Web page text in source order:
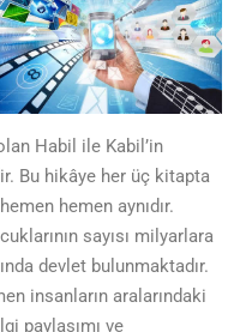
Habil ile Kabil’in
Bu hikâye her üç kitapta
hemen aynıdır.
sayısı milyarlara
devlet bulunmaktadır.
insanların aralarındaki
paylaşımı ve